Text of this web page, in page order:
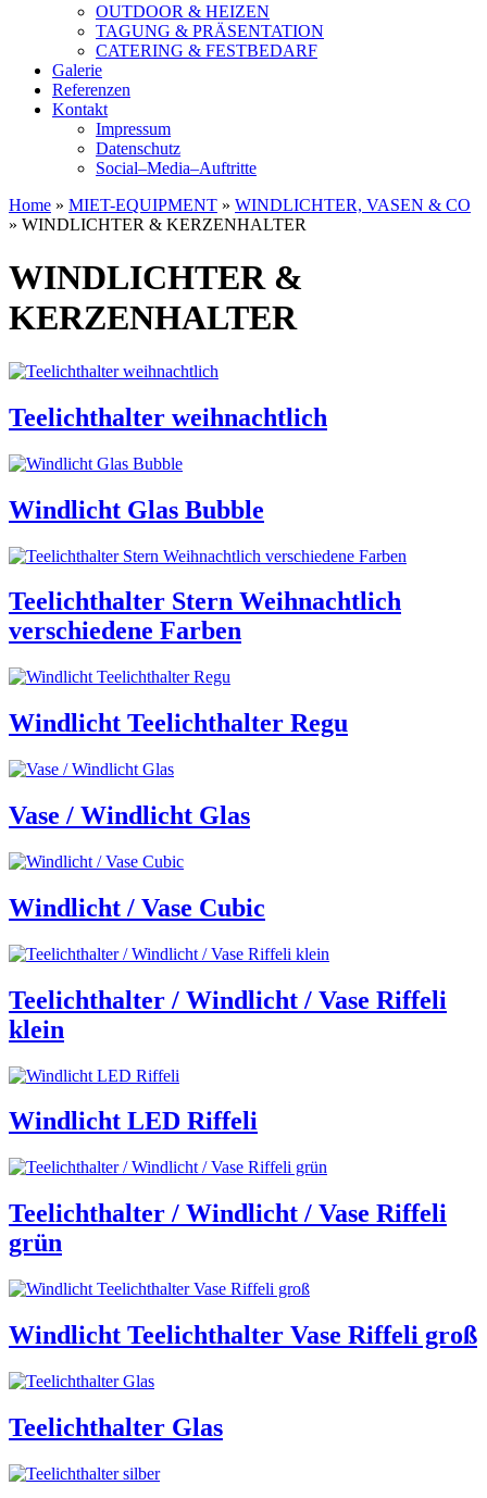
OUTDOOR & HEIZEN
TAGUNG & PRÄSENTATION
CATERING & FESTBEDARF
Galerie
Referenzen
Kontakt
Impressum
Datenschutz
Social–Media–Auftritte
Home » MIET-EQUIPMENT » WINDLICHTER, VASEN & CO
» WINDLICHTER & KERZENHALTER
WINDLICHTER &
KERZENHALTER
Teelichthalter weihnachtlich
Windlicht Glas Bubble
Teelichthalter Stern Weihnachtlich
verschiedene Farben
Windlicht Teelichthalter Regu
Vase / Windlicht Glas
Windlicht / Vase Cubic
Teelichthalter / Windlicht / Vase Riffeli
klein
Windlicht LED Riffeli
Teelichthalter / Windlicht / Vase Riffeli
grün
Windlicht Teelichthalter Vase Riffeli groß
Teelichthalter Glas